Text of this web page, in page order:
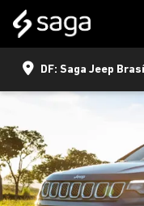
DF: Saga Jeep